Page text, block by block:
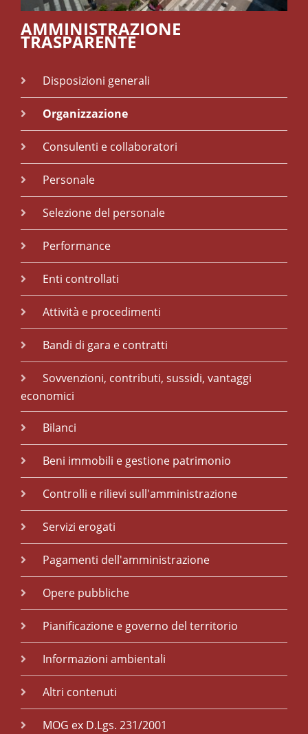
AMMINISTRAZIONE
TRASPARENTE
Disposizioni generali
Organizzazione
Consulenti e collaboratori
Personale
Selezione del personale
Performance
Enti controllati
Attività e procedimenti
Bandi di gara e contratti
Sovvenzioni, contributi, sussidi, vantaggi
economici
Bilanci
Beni immobili e gestione patrimonio
Controlli e rilievi sull'amministrazione
Servizi erogati
Pagamenti dell'amministrazione
Opere pubbliche
Pianificazione e governo del territorio
Informazioni ambientali
Altri contenuti
MOG ex D.Lgs. 231/2001